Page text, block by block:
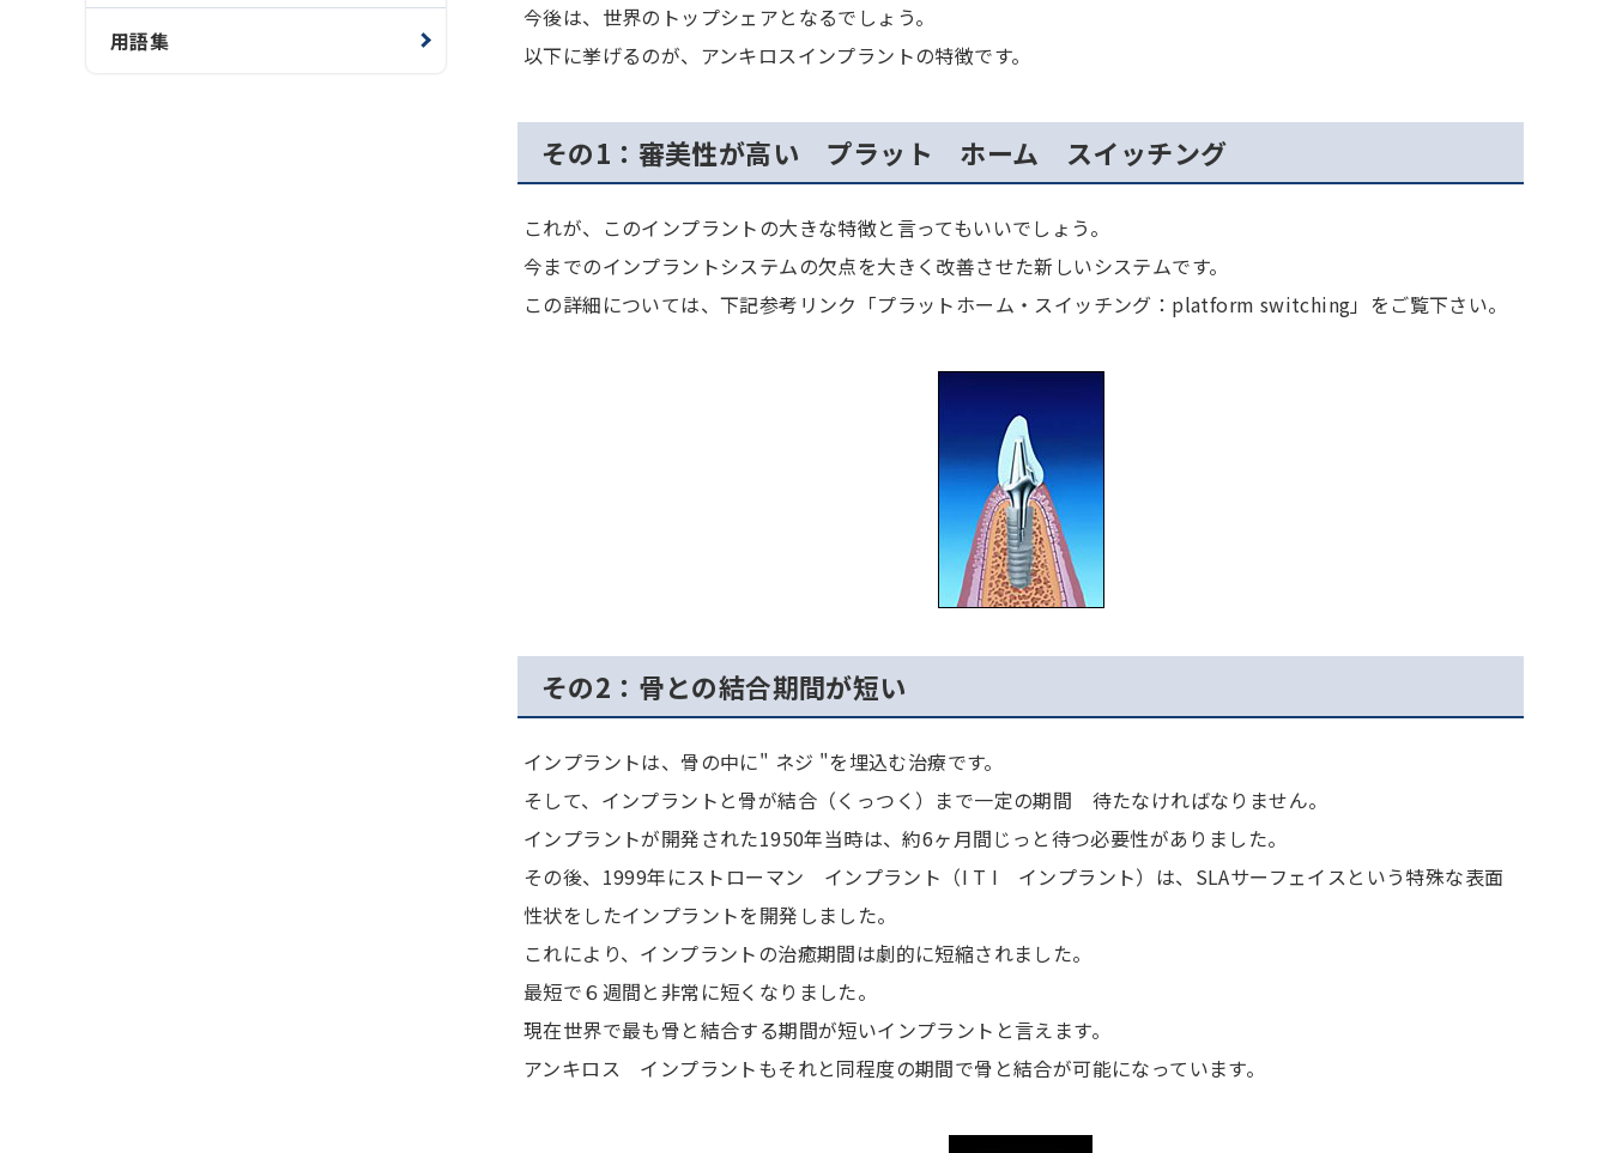
用語集
今後は、世界のトップシェアとなるでしょう。
以下に挙げるのが、アンキロスインプラントの特徴です。
その1：審美性が高い プラット ホーム スイッチング
これが、このインプラントの大きな特徴と言ってもいいでしょう。
今までのインプラントシステムの欠点を大きく改善させた新しいシステムです。
この詳細については、下記参考リンク「プラットホーム・スイッチング：platform switching」をご覧下さい。
その2：骨との結合期間が短い
インプラントは、骨の中に" ネジ "を埋込む治療です。
そして、インプラントと骨が結合（くっつく）まで一定の期間 待たなければなりません。
インプラントが開発された1950年当時は、約6ヶ月間じっと待つ必要性がありました。
その後、1999年にストローマン インプラント（I T I インプラント）は、SLAサーフェイスという特殊な表面
性状をしたインプラントを開発しました。
これにより、インプラントの治癒期間は劇的に短縮されました。
最短で６週間と非常に短くなりました。
現在世界で最も骨と結合する期間が短いインプラントと言えます。
アンキロス インプラントもそれと同程度の期間で骨と結合が可能になっています。